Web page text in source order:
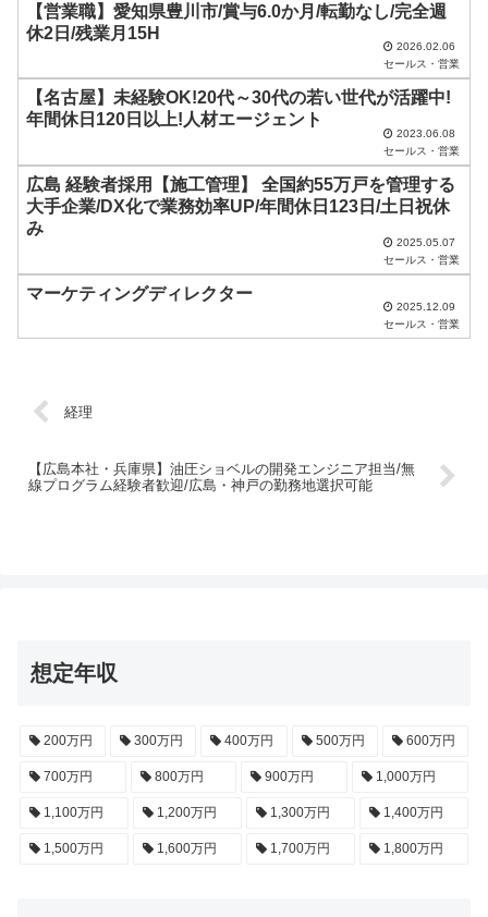
に
く
だ
さ
い
【営業職】愛知県豊川市/賞与6.0か月/転勤なし/完全週
休2日/残業月15H
2026.02.06
セールス・営業
【名古屋】未経験OK!20代～30代の若い世代が活躍中!
年間休日120日以上!人材エージェント
2023.06.08
セールス・営業
広島 経験者採用【施工管理】 全国約55万戸を管理する
大手企業/DX化で業務効率UP/年間休日123日/土日祝休
み
2025.05.07
セールス・営業
マーケティングディレクター
2025.12.09
セールス・営業
経理
【広島本社・兵庫県】油圧ショベルの開発エンジニア担当/無
線プログラム経験者歓迎/広島・神戸の勤務地選択可能
想定年収
200万円 300万円 400万円 500万円 600万円
700万円 800万円 900万円 1,000万円
1,100万円 1,200万円 1,300万円 1,400万円
1,500万円 1,600万円 1,700万円 1,800万円